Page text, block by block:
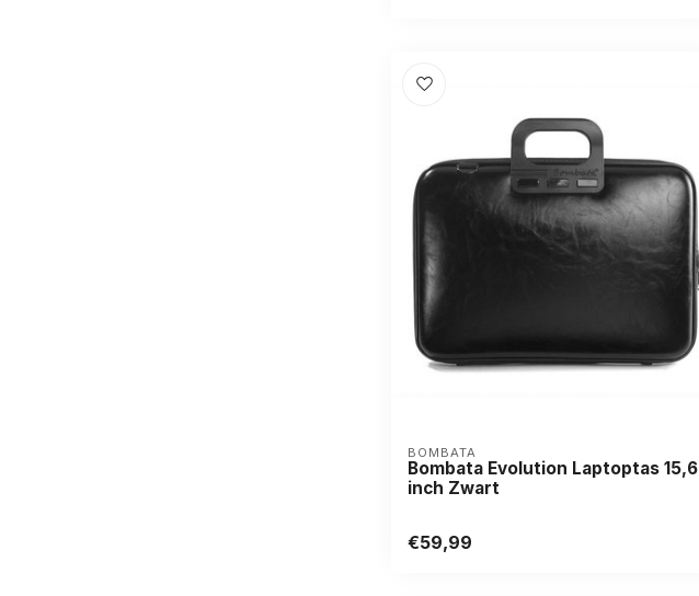
BOMBATA
Bombata Evolution Laptoptas 15,6
inch Zwart
€59,99